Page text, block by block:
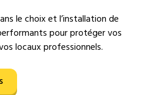
le choix et l’installation de
pour protéger vos
locaux professionnels.